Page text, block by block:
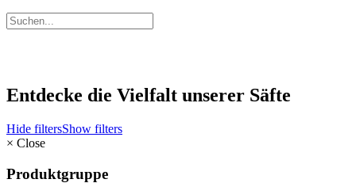
Entdecke die Vielfalt unserer Säfte
Hide filtersShow filters
× Close
Produktgruppe